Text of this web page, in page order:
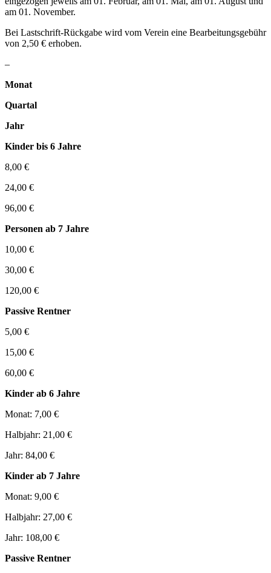
am 01. November.
Bei Lastschrift-Rückgabe wird vom Verein eine Bearbeitungsgebühr
von 2,50 € erhoben.
–
Monat
Quartal
Jahr
Kinder bis 6 Jahre
8,00 €
24,00 €
96,00 €
Personen ab 7 Jahre
10,00 €
30,00 €
120,00 €
Passive Rentner
5,00 €
15,00 €
60,00 €
Kinder ab 6 Jahre
Monat: 7,00 €
Halbjahr: 21,00 €
Jahr: 84,00 €
Kinder ab 7 Jahre
Monat: 9,00 €
Halbjahr: 27,00 €
Jahr: 108,00 €
Passive Rentner